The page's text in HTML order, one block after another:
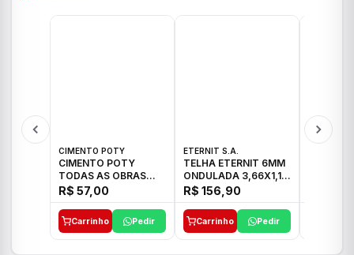
CIMENTO POTY
CIMENTO POTY
TODAS AS OBRAS
50KG CP-II F/32
R$ 57,00
Carrinho Pedir
ETERNIT S.A.
TELHA ETERNIT 6MM
ONDULADA 3,66X1,10
48,80KG
R$ 156,90
Carrinho Pedir